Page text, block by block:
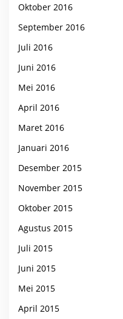
Oktober 2016
September 2016
Juli 2016
Juni 2016
Mei 2016
April 2016
Maret 2016
Januari 2016
Desember 2015
November 2015
Oktober 2015
Agustus 2015
Juli 2015
Juni 2015
Mei 2015
April 2015